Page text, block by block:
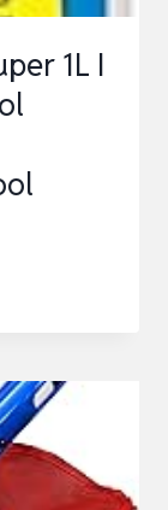
1L I